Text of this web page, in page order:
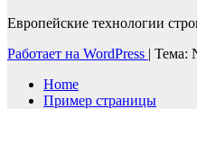
Европейские технологии
Работает на WordPress | Тема:
Home
Пример страницы